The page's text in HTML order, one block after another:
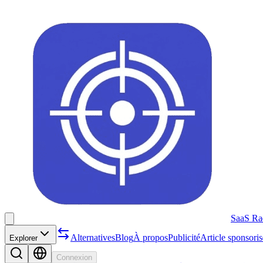
SaaS
Explorer AlternativesBlogÀ proposPublicitéArticle
Connexion